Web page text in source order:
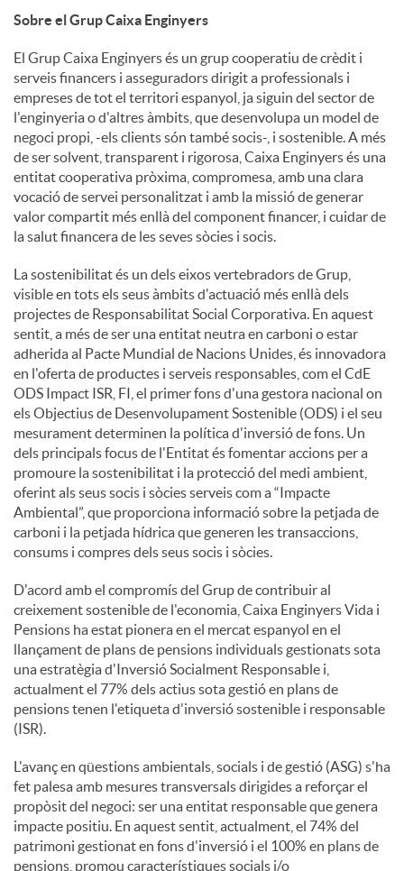
Sobre el Grup Caixa Enginyers
El Grup Caixa Enginyers és un grup cooperatiu de crèdit i
serveis financers i asseguradors dirigit a professionals i
empreses de tot el territori espanyol, ja siguin del sector de
l'enginyeria o d'altres àmbits, que desenvolupa un model de
negoci propi, -els clients són també socis-, i sostenible. A més
de ser solvent, transparent i rigorosa, Caixa Enginyers és una
entitat cooperativa pròxima, compromesa, amb una clara
vocació de servei personalitzat i amb la missió de generar
valor compartit més enllà del component financer, i cuidar de
la salut financera de les seves sòcies i socis.
La sostenibilitat és un dels eixos vertebradors de Grup,
visible en tots els seus àmbits d'actuació més enllà dels
projectes de Responsabilitat Social Corporativa. En aquest
sentit, a més de ser una entitat neutra en carboni o estar
adherida al Pacte Mundial de Nacions Unides, és innovadora
en l'oferta de productes i serveis responsables, com el CdE
ODS Impact ISR, FI, el primer fons d'una gestora nacional on
els Objectius de Desenvolupament Sostenible (ODS) i el seu
mesurament determinen la política d'inversió de fons. Un
dels principals focus de l'Entitat és fomentar accions per a
promoure la sostenibilitat i la protecció del medi ambient,
oferint als seus socis i sòcies serveis com a “Impacte
Ambiental”, que proporciona informació sobre la petjada de
carboni i la petjada hídrica que generen les transaccions,
consums i compres dels seus socis i sòcies.
D'acord amb el compromís del Grup de contribuir al
creixement sostenible de l'economia, Caixa Enginyers Vida i
Pensions ha estat pionera en el mercat espanyol en el
llançament de plans de pensions individuals gestionats sota
una estratègia d'Inversió Socialment Responsable i,
actualment el 77% dels actius sota gestió en plans de
pensions tenen l'etiqueta d'inversió sostenible i responsable
(ISR).
L'avanç en qüestions ambientals, socials i de gestió (ASG) s'ha
fet palesa amb mesures transversals dirigides a reforçar el
propòsit del negoci: ser una entitat responsable que genera
impacte positiu. En aquest sentit, actualment, el 74% del
patrimoni gestionat en fons d'inversió i el 100% en plans de
pensions, promou característiques socials i/o